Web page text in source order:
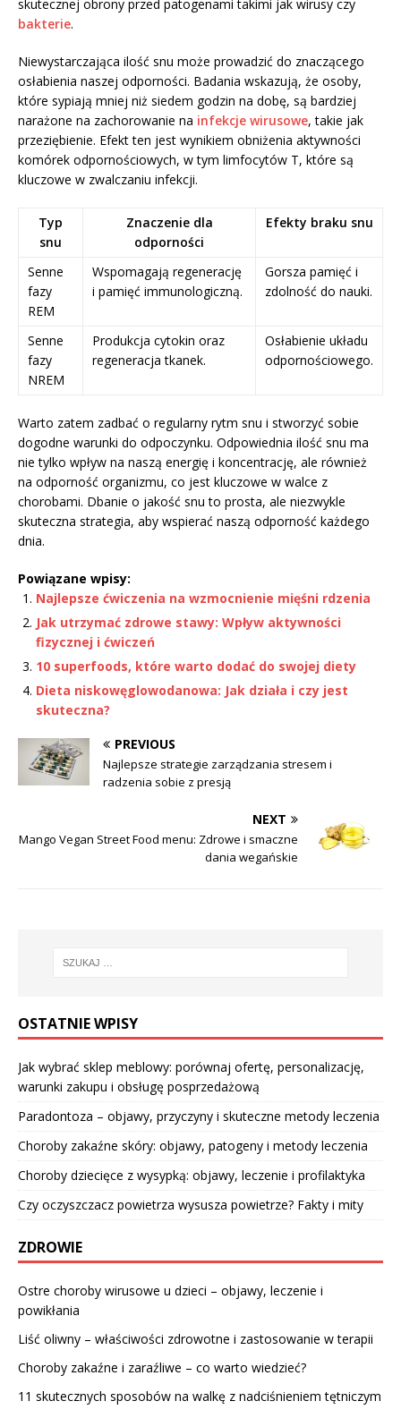
skutecznej obrony przed patogenami takimi jak wirusy czy
bakterie.
Niewystarczająca ilość snu może prowadzić do znaczącego
osłabienia naszej odporności. Badania wskazują, że osoby,
które sypiają mniej niż siedem godzin na dobę, są bardziej
narażone na zachorowanie na infekcje wirusowe, takie jak
przeziębienie. Efekt ten jest wynikiem obniżenia aktywności
komórek odpornościowych, w tym limfocytów T, które są
kluczowe w zwalczaniu infekcji.
Typ
snu
Znaczenie dla
odporności
Efekty braku snu
Senne
fazy
REM
Wspomagają regenerację
i pamięć immunologiczną.
Gorsza pamięć i
zdolność do nauki.
Senne
fazy
NREM
Produkcja cytokin oraz
regeneracja tkanek.
Osłabienie układu
odpornościowego.
Warto zatem zadbać o regularny rytm snu i stworzyć sobie
dogodne warunki do odpoczynku. Odpowiednia ilość snu ma
nie tylko wpływ na naszą energię i koncentrację, ale również
na odporność organizmu, co jest kluczowe w walce z
chorobami. Dbanie o jakość snu to prosta, ale niezwykle
skuteczna strategia, aby wspierać naszą odporność każdego
dnia.
Powiązane wpisy:
Najlepsze ćwiczenia na wzmocnienie mięśni rdzenia
Jak utrzymać zdrowe stawy: Wpływ aktywności
fizycznej i ćwiczeń
10 superfoods, które warto dodać do swojej diety
Dieta niskowęglowodanowa: Jak działa i czy jest
skuteczna?
PREVIOUS
Najlepsze strategie zarządzania stresem i
radzenia sobie z presją
NEXT
Mango Vegan Street Food menu: Zdrowe i smaczne
dania wegańskie
OSTATNIE WPISY
Jak wybrać sklep meblowy: porównaj ofertę, personalizację,
warunki zakupu i obsługę posprzedażową
Paradontoza – objawy, przyczyny i skuteczne metody leczenia
Choroby zakaźne skóry: objawy, patogeny i metody leczenia
Choroby dziecięce z wysypką: objawy, leczenie i profilaktyka
Czy oczyszczacz powietrza wysusza powietrze? Fakty i mity
ZDROWIE
Ostre choroby wirusowe u dzieci – objawy, leczenie i
powikłania
Liść oliwny – właściwości zdrowotne i zastosowanie w terapii
Choroby zakaźne i zaraźliwe – co warto wiedzieć?
11 skutecznych sposobów na walkę z nadciśnieniem tętniczym